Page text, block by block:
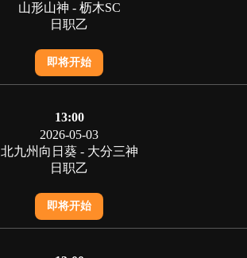
山形山神 - 枥木SC
日职乙
即将开始
13:00
2026-05-03
北九州向日葵 - 大分三神
日职乙
即将开始